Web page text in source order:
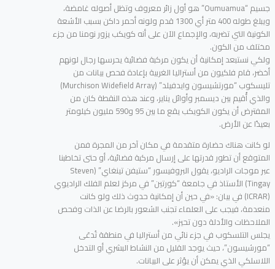
جسيم “Oumuamua” هو أول زائر معروف وتظل أصوله غامضة،
ويبلغ طوله 400 متر أي 1300 قدم ولونه أحمر داكن بسبب الأشعة
الكونية التي تضربه، والإجماع الآن على أنه كويكب يزور نومنا من جزء
مختلف من الكون.
ولكي نستبعد إمكانية أن يكون مركبة فضائية يحرسها رجال لونهم
أخضر، قام فلكيون من أستراليا الغربية بإعادة فحص بيانات من
تليسكوب “مورتشيسون وايدفيلد” (Murchison Widefield Array)
والذي أُقيم بين ديسمبر وأوائل يناير، وعند هذه النقطة كان من
المفترض أن يكون الكويكب يقع ما بين 95 و590 مليون كيلومتر
بعيدًا عن الأرض.
لو كانت هناك حضارة متقدمة في مكان آخر من المجرة فمن
المتوقع أن تطور قدرتها على إرسال مركبة فضائية، أو حتى تخاطبنا
عبر موجات الراديو، يقول البروفيسور “ستيفن تينغاي” (Steven
Tingay) الأستاذ في جامعة “كورتين” في مركز لعلم الفلك الراديوي
(ICRAR) في بيان: «في حين أن إمكانية حدوث ذلك ولو كانت
منعدمة، فيجب على العلماء تجنب الشعور بالرضا عن الذات وفحص
الملاحظات والأدلة دون تحيز».
يجلس التلسكوب في جزء نائي من أستراليا في منطقة تُدعَى
“مورشيسون”، حيث يوجد القليل من النشاط البشري أو التدخل
اللاسلكي الذي يمكن أن يؤثر على البيانات.